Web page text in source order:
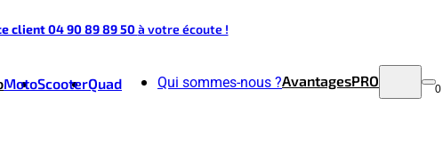
client 04 90 89 89 50à votre écoute !
MotoScooterQuad Qui sommes-nous ?AvantagesPRO 0